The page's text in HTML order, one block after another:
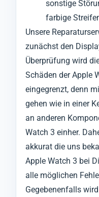
sonstige
farbige
Unsere
zunächst den
Überprüfung wird
Schäden der Apple
eingegrenzt, denn
gehen wie in einer
an anderen
Watch 3 einher.
akkurat die uns
Apple Watch 3 bei
alle möglichen
Gegebenenfalls